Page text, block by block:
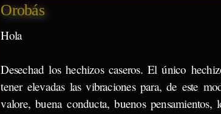
Orobás
Hola
Desechad los hechizos caseros. El único
tener elevadas las vibraciones para, de este
valore, buena conducta, buenos